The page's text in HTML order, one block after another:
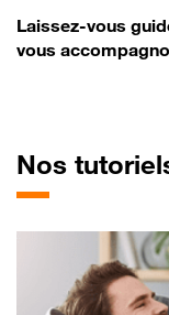
Laissez-vous
vous
Nos